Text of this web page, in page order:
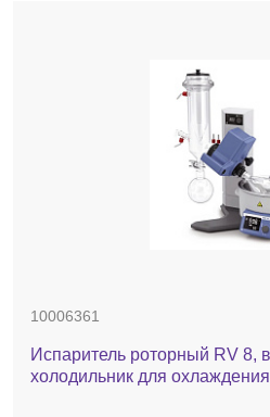
10006361
Испаритель роторный RV 8,
холодильник для